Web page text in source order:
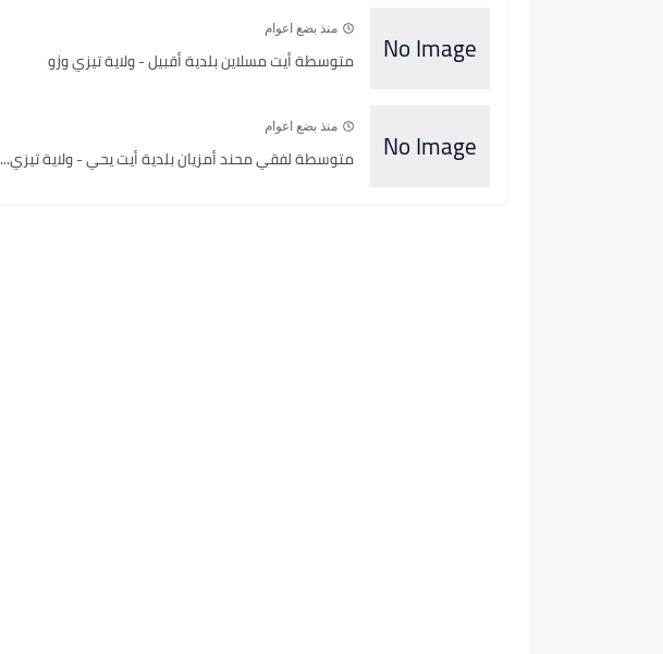
منذ بضع اعوام
متوسطة أيت مسلاين بلدية أقبيل - ولاية تيزي وزو
منذ بضع اعوام
متوسطة لفقي محند أمزيان بلدية أيت يحي - ولاية تيزي...